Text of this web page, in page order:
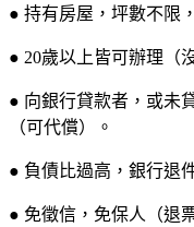
● 持有房屋，坪數不限
● 20歲以上皆可辦理（
● 向銀行貸款者，或未
（可代償）。
● 負債比過高，銀行退
● 免徵信，免保人（退